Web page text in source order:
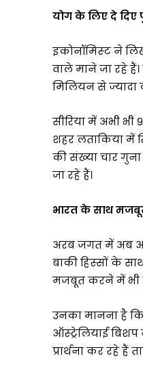
योग के लिए दे
इकोनॉमिस्‍ट ने
वाले माने जा रहे
मिलियन से ज्‍यादा
सीरिया में अभी भी
शहर लताकिया में
की संख्‍या चार
जा रहे हैं।
भारत के साथ
अरब जगत में अब
बाकी हिस्‍सों के
मजबूत करने में भी
उनका मानना है
ऑस्ट्रेलियाई
प्रार्थना कर रहे हैं